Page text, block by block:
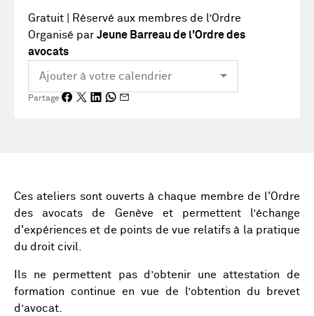
Gratuit | Réservé aux membres de l’Ordre
Organisé par Jeune Barreau de l'Ordre des
avocats
Partage
Ces ateliers sont ouverts à chaque membre de l'Ordre
des avocats de Genève et permettent l’échange
d'expériences et de points de vue relatifs à la pratique
du droit civil.
Ils ne permettent pas d’obtenir une attestation de
formation continue en vue de l’obtention du brevet
d’avocat.